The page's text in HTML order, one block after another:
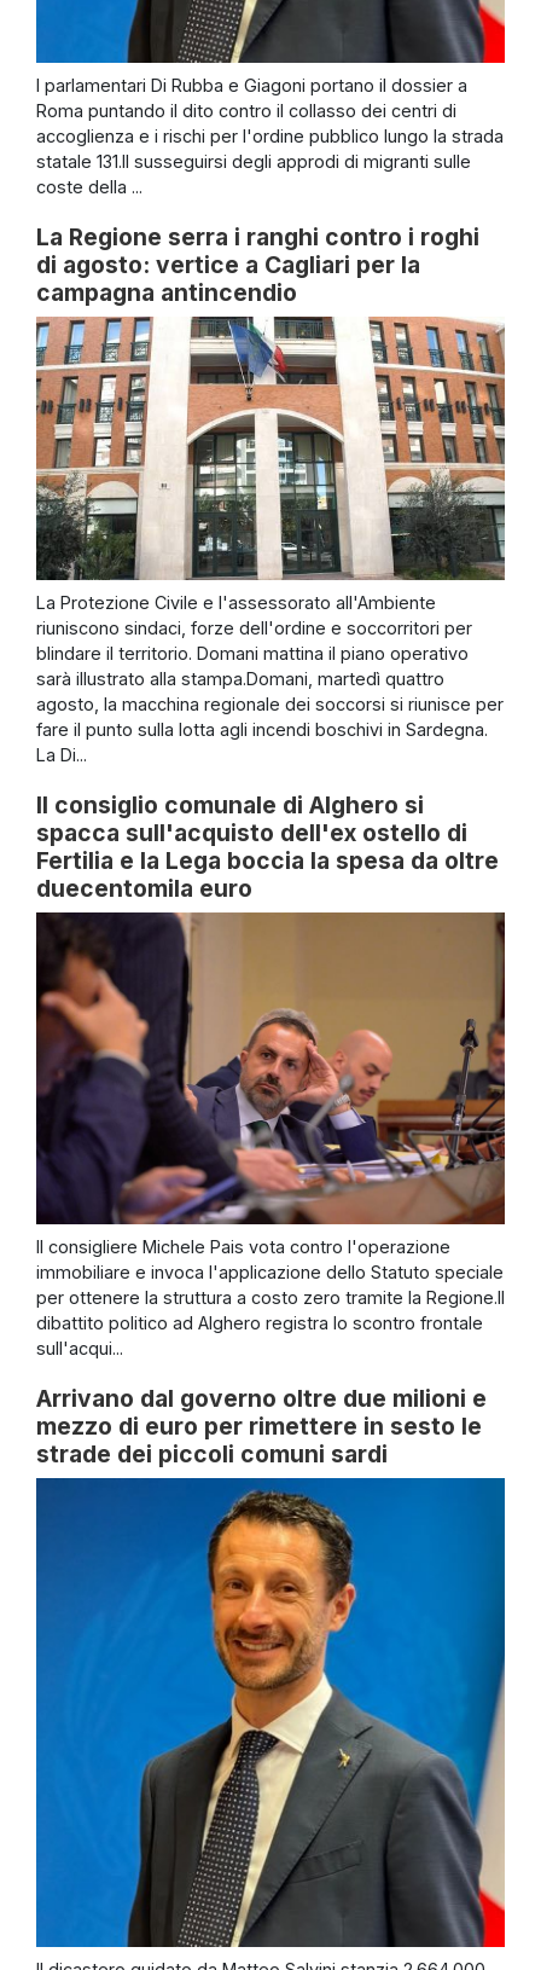
I parlamentari Di Rubba e Giagoni portano il dossier a
Roma puntando il dito contro il collasso dei centri di
accoglienza e i rischi per l'ordine pubblico lungo la strada
statale 131.Il susseguirsi degli approdi di migranti sulle
coste della ...
La Regione serra i ranghi contro i roghi
di agosto: vertice a Cagliari per la
campagna antincendio
La Protezione Civile e l'assessorato all'Ambiente
riuniscono sindaci, forze dell'ordine e soccorritori per
blindare il territorio. Domani mattina il piano operativo
sarà illustrato alla stampa.Domani, martedì quattro
agosto, la macchina regionale dei soccorsi si riunisce per
fare il punto sulla lotta agli incendi boschivi in Sardegna.
La Di...
Il consiglio comunale di Alghero si
spacca sull'acquisto dell'ex ostello di
Fertilia e la Lega boccia la spesa da oltre
duecentomila euro
Il consigliere Michele Pais vota contro l'operazione
immobiliare e invoca l'applicazione dello Statuto speciale
per ottenere la struttura a costo zero tramite la Regione.Il
dibattito politico ad Alghero registra lo scontro frontale
sull'acqui...
Arrivano dal governo oltre due milioni e
mezzo di euro per rimettere in sesto le
strade dei piccoli comuni sardi